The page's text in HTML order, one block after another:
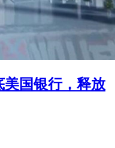
美国银行，释放